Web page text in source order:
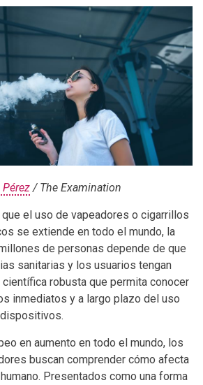
/ The Examination
el uso de vapeadores o cigarrillos
se extiende en todo el mundo, la
de personas depende de que
sanitarias y los usuarios tengan
robusta que permita conocer
inmediatos y a largo plazo del uso
en aumento en todo el mundo, los
buscan comprender cómo afecta
Presentados como una forma